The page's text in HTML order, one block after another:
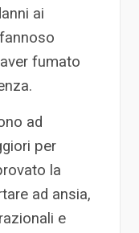
ai
fumato
ad
per
la
ad ansia,
e